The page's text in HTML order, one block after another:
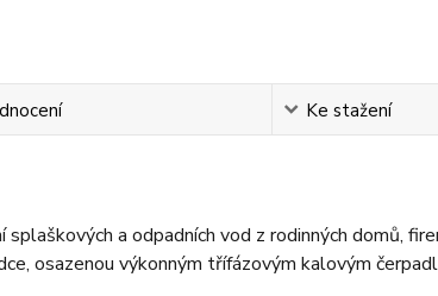
Ke stažení
a odpadních vod z rodinných domů,
osazenou výkonným třífázovým kalovým